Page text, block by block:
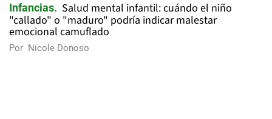
Infancias
Salud mental infantil: cuándo el niño
"callado" o "maduro" podría indicar malestar
emocional camuflado
Por Nicole Donoso